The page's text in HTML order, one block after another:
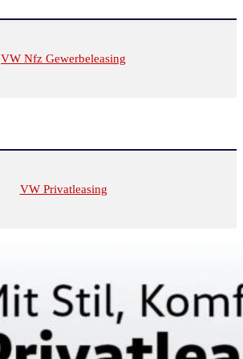
VW Nfz Gewerbeleasing
VW Privatleasing